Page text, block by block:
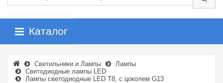
Каталог
Светильники и Лампы
Лампы
Светодиодные лампы LED
Лампы светодиодные LED T8, с цоколем G13